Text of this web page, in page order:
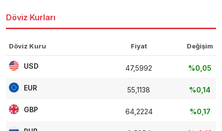
Döviz Kurları
Döviz Kuru Fiyat Değişim
USD 47,5992 %0,05
EUR 55,1138 %0,14
GBP 64,2224 %0,17